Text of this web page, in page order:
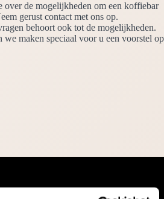
over de mogelijkheden om een koffiebar
gerust contact met ons op.
behoort ook tot de mogelijkheden.
we maken speciaal voor u een voorstel op